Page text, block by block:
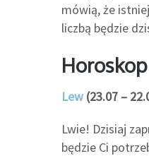
mówią, że
liczbą będzie
Lew (23.07 –
Lwie! Dzisiaj
będzie Ci